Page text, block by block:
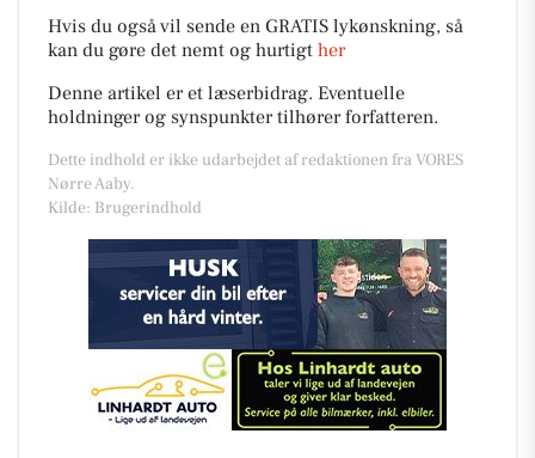
Hvis du også vil sende en GRATIS lykønskning, så
kan du gøre det nemt og hurtigt her
Denne artikel er et læserbidrag. Eventuelle
holdninger og synspunkter tilhører forfatteren.
Dette indhold er ikke udarbejdet af redaktionen fra VORES
Nørre Aaby.
Kilde: Brugerindhold